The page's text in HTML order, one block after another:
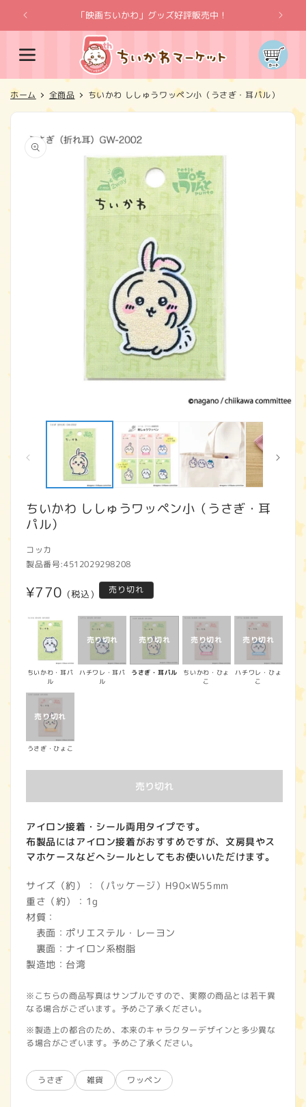
ンツに
進む
「映画ちいかわ」グッズ好評販売中！
カ
ー
ト
ホーム 全商品 ちいかわ ししゅうワッペン小（うさぎ・耳パル）
報にス
キップ
ちいかわ ししゅうワッペン小（うさぎ・耳
パル）
コッカ
製品番号:4512029298208
通
常
価
¥770 (税込) 売り切れ
ちいかわ・耳パ
ル
ハチワレ・耳パ
ル
うさぎ・耳パル
ちいかわ・ひょ
こ
ハチワレ・ひょ
こ
うさぎ・ひょこ
売り切れ
アイロン接着・シール両用タイプです。
布製品にはアイロン接着がおすすめですが、文房具やス
マホケースなどへシールとしてもお使いいただけます。
サイズ（約）：（パッケージ）H90×W55mm
重さ（約）：1g
材質：
表面：ポリエステル・レーヨン
裏面：ナイロン系樹脂
製造地：台湾
※こちらの商品写真はサンプルですので、実際の商品とは若干異
なる場合がございます。予めご了承ください。
※製造上の都合のため、本来のキャラクターデザインと多少異な
る場合がございます。予めご了承ください。
うさぎ 雑貨 ワッペン